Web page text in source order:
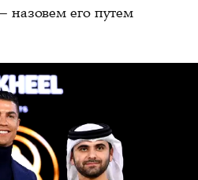
назовем его путем